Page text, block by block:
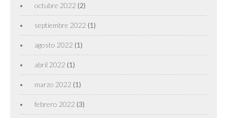
octubre 2022 (2)
septiembre 2022 (1)
agosto 2022 (1)
abril 2022 (1)
marzo 2022 (1)
febrero 2022 (3)